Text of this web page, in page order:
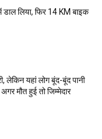
डाल लिया, फिर 14 KM बाइक
लेकिन यहां लोग बूंद-बूंद पानी
मौत हुई तो जिम्मेदार